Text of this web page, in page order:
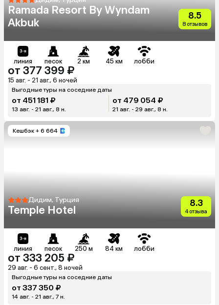
Ramada Resort By Wyndam
Akbuk
8.5
8 отзывов
линия песок 2 км 45 км лобби
от 377 399 ₽
15 авг. - 21 авг., 6 ночей
Выгодные туры на соседние даты
от 451 181 ₽
13 авг. - 21 авг., 8 н.
от 479 054 ₽
21 авг. - 29 авг., 8 н.
Кешбэк + 6 664
Дидим, Турция
Temple Hotel
8.3
4 отзыва
линия песок 250 м 84 км лобби
от 333 205 ₽
29 авг. - 6 сент., 8 ночей
Выгодные туры на соседние даты
от 337 350 ₽
14 авг. - 21 авг., 7 н.